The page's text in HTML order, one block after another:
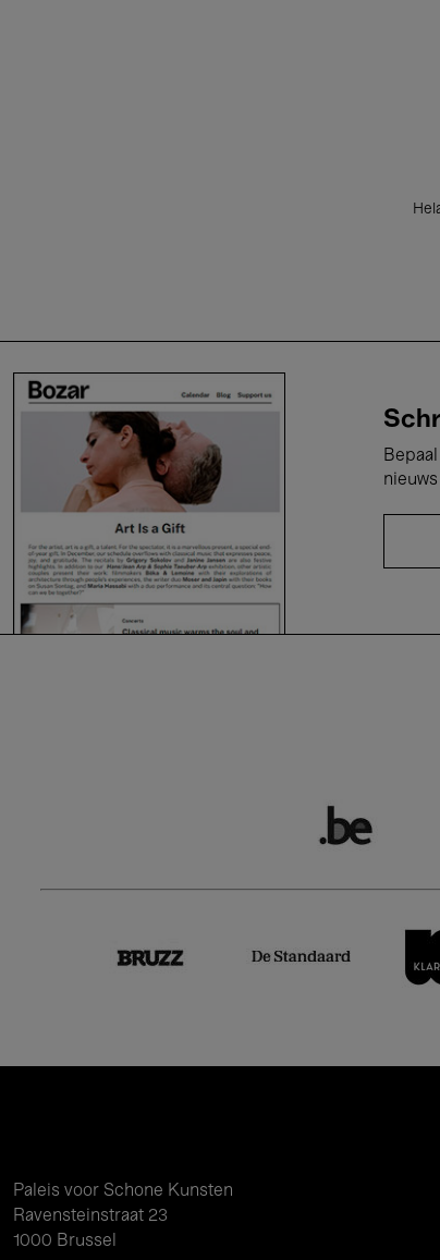
Paleis voor Schone Kunsten
Ravensteinstraat 23
1000 Brussel